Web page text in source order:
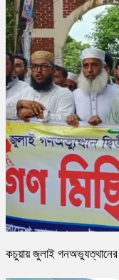
কচুয়ায় জুলাই গনঅভ্যুত্থানের